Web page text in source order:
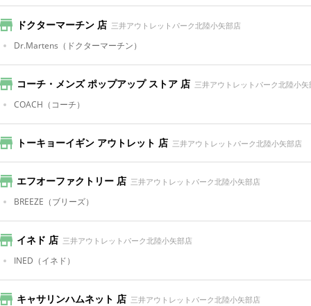
ドクターマーチン 店 三井アウトレットパーク北陸小矢部店
Dr.Martens （ドクターマーチン）
コーチ・メンズ ポップアップ ストア 店 三井アウトレットパーク北陸小矢
COACH （コーチ）
トーキョーイギン アウトレット 店 三井アウトレットパーク北陸小矢部店
エフオーファクトリー 店 三井アウトレットパーク北陸小矢部店
BREEZE （ブリーズ）
イネド 店 三井アウトレットパーク北陸小矢部店
INED （イネド）
キャサリンハムネット 店 三井アウトレットパーク北陸小矢部店